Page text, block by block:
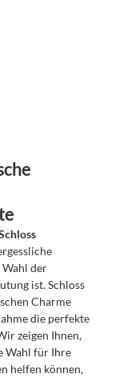
Wahl der
ist. Schloss
Charme
die perfekte
zeigen Ihnen,
Wahl für Ihre
helfen können,